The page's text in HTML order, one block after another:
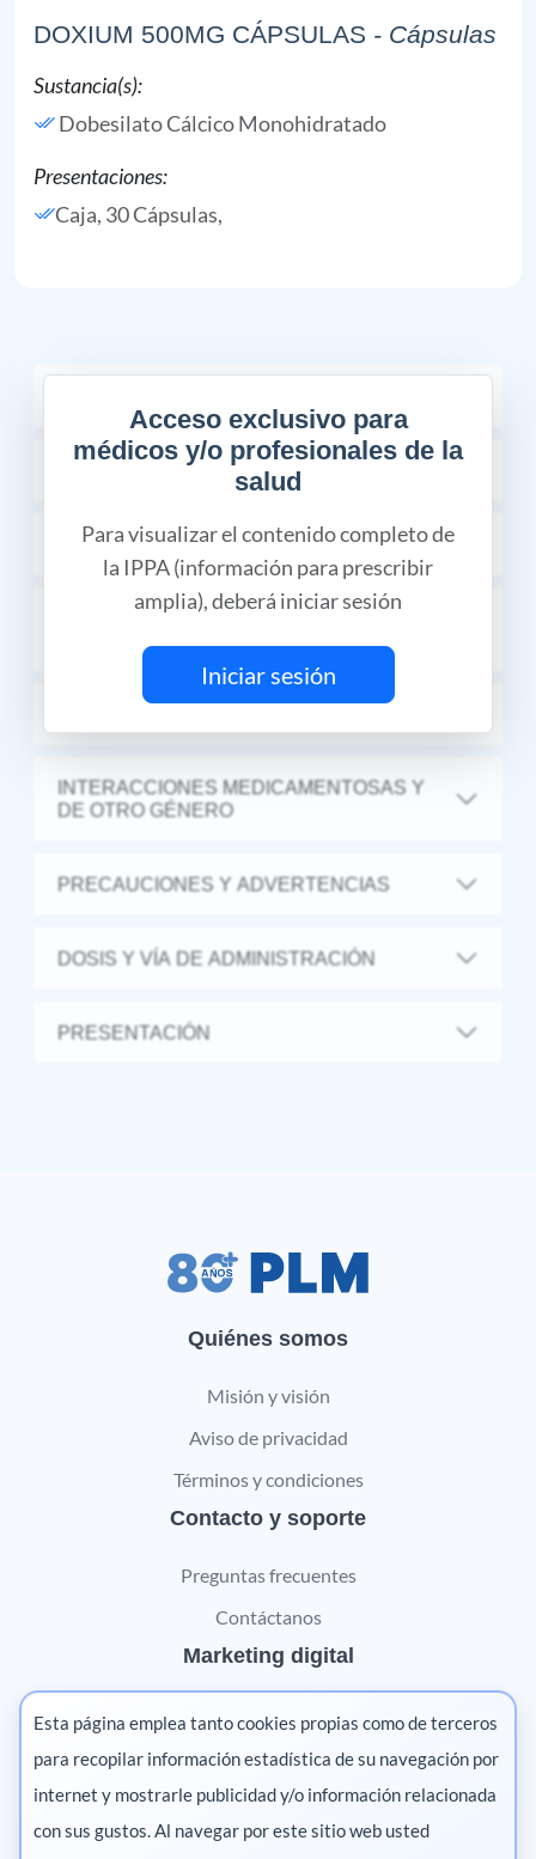
DOXIUM 500MG CÁPSULAS - Cápsulas
Sustancia(s):
Dobesilato Cálcico Monohidratado
Presentaciones:
Caja, 30 Cápsulas,
Acceso exclusivo para
médicos y/o profesionales de la
salud
Para visualizar el contenido completo de
la IPPA (información para prescribir
amplia), deberá iniciar sesión
Iniciar sesión
INDICACIONES TERAPÉUTICAS
CONTRAINDICACIONES
RESTRICCIONES DE USO DURANTE EL
INTERACCIONES MEDICAMENTOSAS Y
DE OTRO GÉNERO
PRECAUCIONES Y ADVERTENCIAS
DOSIS Y VÍA DE ADMINISTRACIÓN
PRESENTACIÓN
Quiénes somos
Misión y visión
Aviso de privacidad
Términos y condiciones
Contacto y soporte
Preguntas frecuentes
Contáctanos
Marketing digital
Pharma
Salud animal
Salud vegetal
Esta página emplea tanto cookies propias como de terceros
para recopilar información estadística de su navegación por
internet y mostrarle publicidad y/o información relacionada
con sus gustos. Al navegar por este sitio web usted